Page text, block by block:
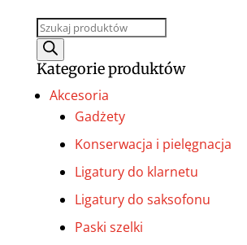
Wyszukiwarka
produktów
Kategorie produktów
Akcesoria
Gadżety
Konserwacja i pielęgnacja
Ligatury do klarnetu
Ligatury do saksofonu
Paski szelki